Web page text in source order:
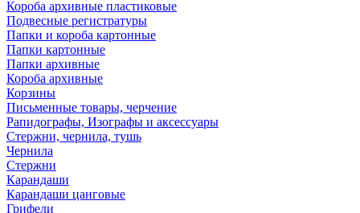
Короба архивные пластиковые
Подвесные регистратуры
Папки и короба картонные
Папки картонные
Папки архивные
Короба архивные
Корзины
Письменные товары, черчение
Рапидографы, Изографы и аксессуары
Стержни, чернила, тушь
Чернила
Стержни
Карандаши
Карандаши цанговые
Грифели